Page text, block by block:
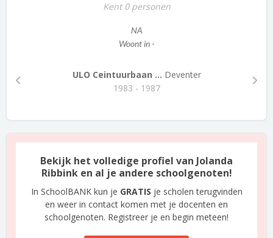
Kent 0 personen
NA
Woont in -
ULO Ceintuurbaan ... Deventer
1983 - 1987
Bekijk het volledige profiel van Jolanda
Ribbink en al je andere schoolgenoten!
In SchoolBANK kun je GRATIS je scholen terugvinden
en weer in contact komen met je docenten en
schoolgenoten. Registreer je en begin meteen!